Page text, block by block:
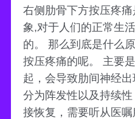
右侧肋骨下方按压疼
象,对于人们的正常生
的。 那么到底是什么
按压疼痛的呢。 主要
起，会导致肋间神经
分为阵发性以及持续
接恢复，需要听从医